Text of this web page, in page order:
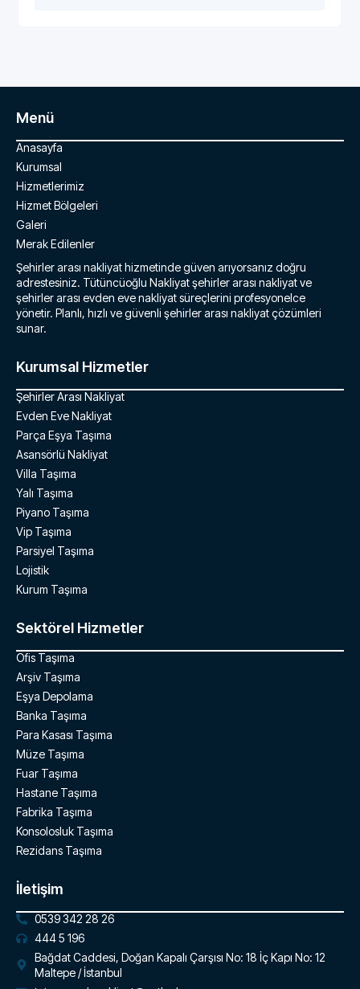
Menü
Anasayfa
Kurumsal
Hizmetlerimiz
Hizmet Bölgeleri
Galeri
Merak Edilenler
Şehirler arası nakliyat hizmetinde güven arıyorsanız doğru
adrestesiniz. Tütüncüoğlu Nakliyat şehirler arası nakliyat ve
şehirler arası evden eve nakliyat süreçlerini profesyonelce
yönetir. Planlı, hızlı ve güvenli şehirler arası nakliyat çözümleri
sunar.
Kurumsal Hizmetler
Şehirler Arası Nakliyat
Evden Eve Nakliyat
Parça Eşya Taşıma
Asansörlü Nakliyat
Villa Taşıma
Yalı Taşıma
Piyano Taşıma
Vip Taşıma
Parsiyel Taşıma
Lojistik
Kurum Taşıma
Sektörel Hizmetler
Ofis Taşıma
Arşiv Taşıma
Eşya Depolama
Banka Taşıma
Para Kasası Taşıma
Müze Taşıma
Fuar Taşıma
Hastane Taşıma
Fabrika Taşıma
Konsolosluk Taşıma
Rezidans Taşıma
İletişim
0539 342 28 26
444 5 196
Bağdat Caddesi, Doğan Kapalı Çarşısı No: 18 İç Kapı No: 12
Maltepe / İstanbul